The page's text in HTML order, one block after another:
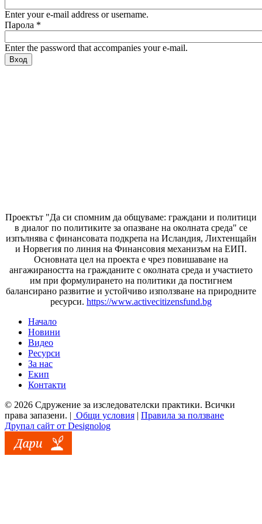
Enter your e-mail address or username.
Парола *
Enter the password that accompanies your e-mail.
Проектът "Да си спомним да общуваме: граждани и политици
в диалог по политиките за опазване на околната среда" се
изпълнява с финансовата подкрепа на Исландия, Лихтенщайн
и Норвегия по линия на Финансовия механизъм на ЕИП.
Основната цел на проекта е чрез повишаване на
ангажираността на гражданите с околната среда и участието
им при формулирането на политики да постигнем
балансирано развитие и устойчиво използване на природните
ресурси. https://www.activecitizensfund.bg
Основно меню
Начало
Новини
Видео
Ресурси
За нас
Екип
Контакти
© 2026 Сдружение за изследователски практики. Всички
права запазени. | Общи условия | Правила за ползване
Друпал сайт от Designolog